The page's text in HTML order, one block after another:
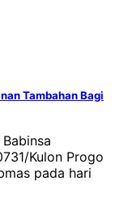
Tambahan Bagi
Kulon Progo
pada hari